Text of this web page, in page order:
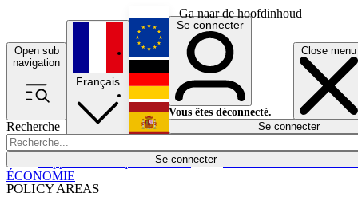
Ga naar de hoofdinhoud
Open sub
navigation
Close menu
Recherche
Se connecter
POLICY AREAS
Économie
Français
English
Deutsch
Español
Se connecter
Vous êtes déconnecté.
Se connecter
ÉCONOMIE